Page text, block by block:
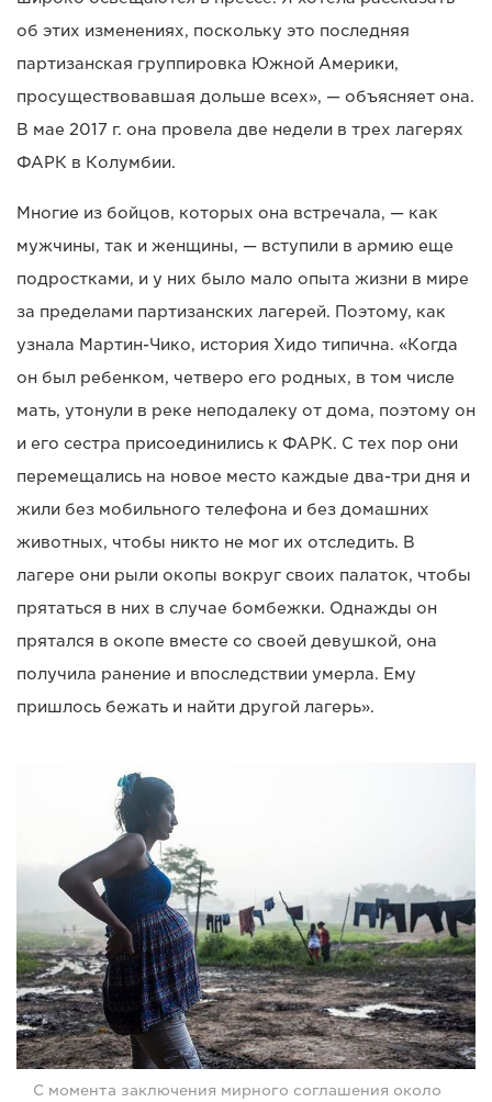
об этих изменениях, поскольку это последняя
партизанская группировка Южной Америки,
просуществовавшая дольше всех», — объясняет она.
В мае 2017 г. она провела две недели в трех лагерях
ФАРК в Колумбии.
Многие из бойцов, которых она встречала, — как
мужчины, так и женщины, — вступили в армию еще
подростками, и у них было мало опыта жизни в мире
за пределами партизанских лагерей. Поэтому, как
узнала Мартин-Чико, история Хидо типична. «Когда
он был ребенком, четверо его родных, в том числе
мать, утонули в реке неподалеку от дома, поэтому он
и его сестра присоединились к ФАРК. С тех пор они
перемещались на новое место каждые два-три дня и
жили без мобильного телефона и без домашних
животных, чтобы никто не мог их отследить. В
лагере они рыли окопы вокруг своих палаток, чтобы
прятаться в них в случае бомбежки. Однажды он
прятался в окопе вместе со своей девушкой, она
получила ранение и впоследствии умерла. Ему
пришлось бежать и найти другой лагерь».
С момента заключения мирного соглашения около